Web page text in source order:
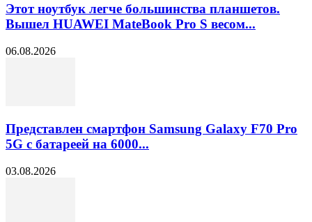
Этот ноутбук легче большинства планшетов.
Вышел HUAWEI MateBook Pro S весом...
06.08.2026
Представлен смартфон Samsung Galaxy F70 Pro
5G с батареей на 6000...
03.08.2026